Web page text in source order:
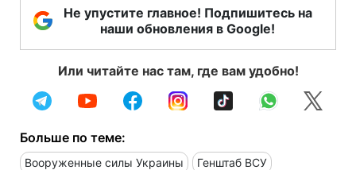
Не упустите главное! Подпишитесь на
наши обновления в Google!
Или читайте нас там, где вам удобно!
Больше по теме:
Вооруженные силы Украины Генштаб ВСУ